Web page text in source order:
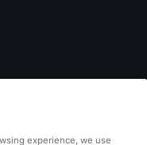
experience, we use